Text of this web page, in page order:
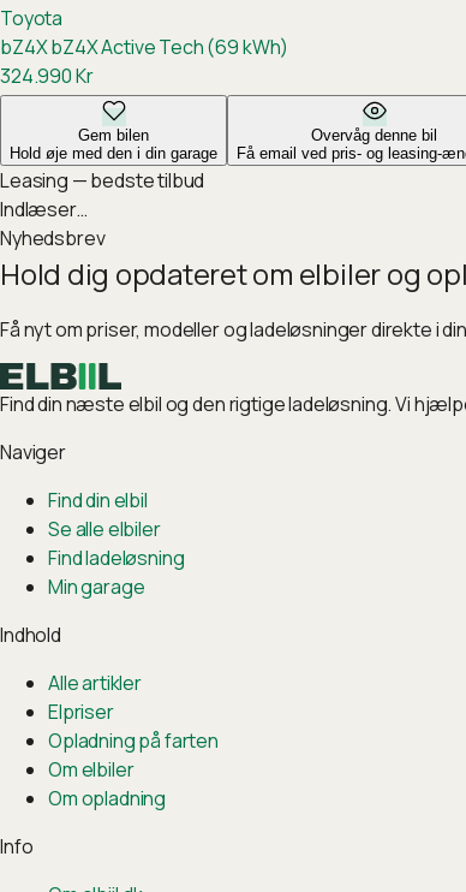
Toyota
bZ4XbZ4X Active Tech (69 kWh)
324.990Kr
Gem bilen
Hold øje med den i din garage
Overvåg denne bil
Få email ved pris- og leasing-
Leasing — bedste tilbud
Indlæser…
Nyhedsbrev
Hold dig opdateret om elbiler og
Få nyt om priser, modeller og ladeløsninger direkte i
Find din næste elbil og den rigtige ladeløsning. Vi
Naviger
Find din elbil
Se alle elbiler
Find ladeløsning
Min garage
Indhold
Alle artikler
Elpriser
Opladning på farten
Om elbiler
Om opladning
Info